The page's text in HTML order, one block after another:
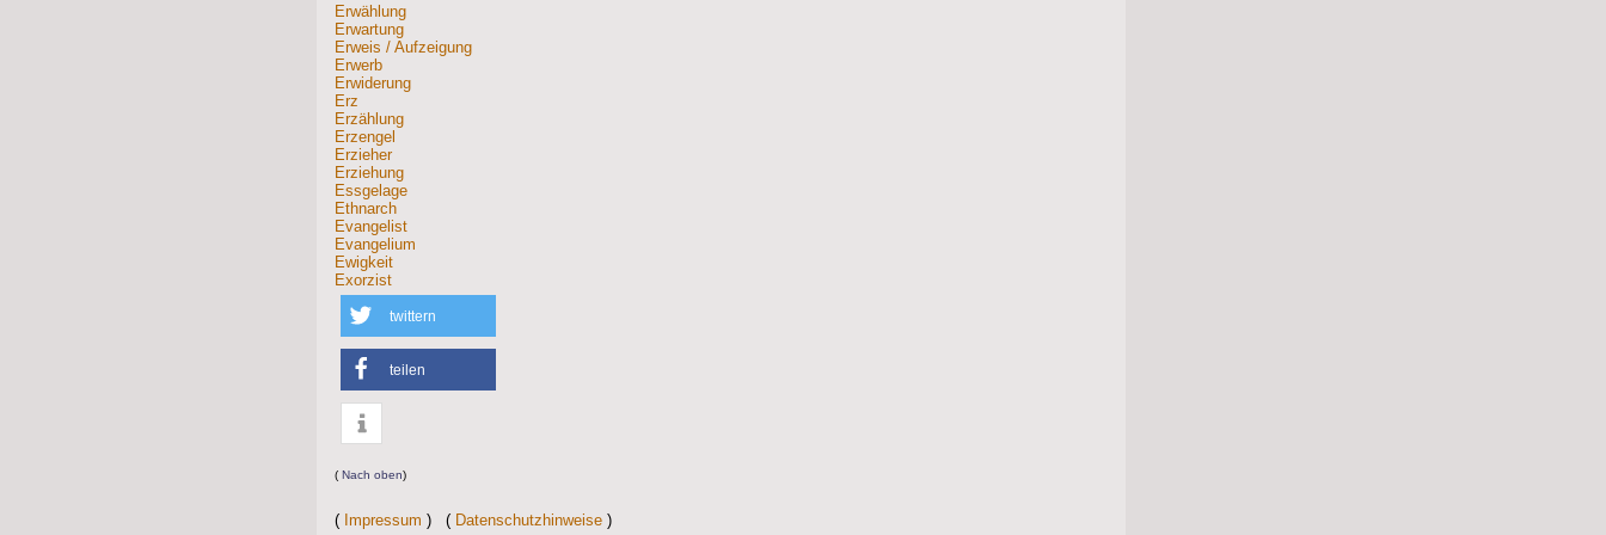
Erwählung
Erwartung
Erweis / Aufzeigung
Erwerb
Erwiderung
Erz
Erzählung
Erzengel
Erzieher
Erziehung
Essgelage
Ethnarch
Evangelist
Evangelium
Ewigkeit
Exorzist
twittern
teilen
( Nach oben)
( Impressum ) ( Datenschutzhinweise )